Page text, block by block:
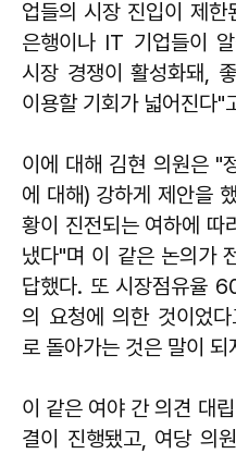
업들의 시장 진입이 제
은행이나 IT 기업들이
시장 경쟁이 활성화돼,
이용할 기회가 넓어진다"
이에 대해 김현 의원은 "
에 대해) 강하게 제안을
황이 진전되는 여하에 따
냈다"며 이 같은 논의가
답했다. 또 시장점유율
의 요청에 의한 것이었
로 돌아가는 것은 말이
이 같은 여야 간 의견 대
결이 진행됐고, 여당 의